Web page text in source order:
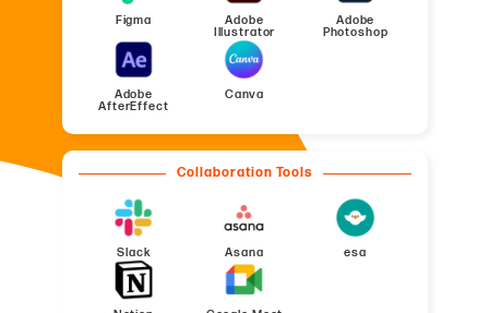
Figma
Adobe
Illustrator
Adobe
Photoshop
Adobe
AfterEffect
Canva
Collaboration Tools
Slack Asana esa